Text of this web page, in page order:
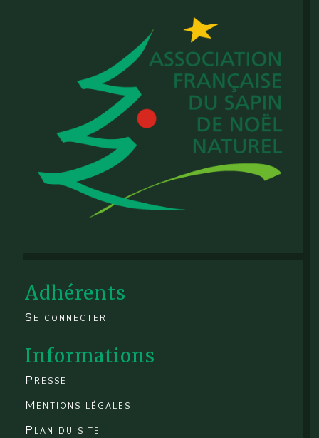
Adhérents
Se connecter
Informations
Presse
Mentions légales
Plan du site